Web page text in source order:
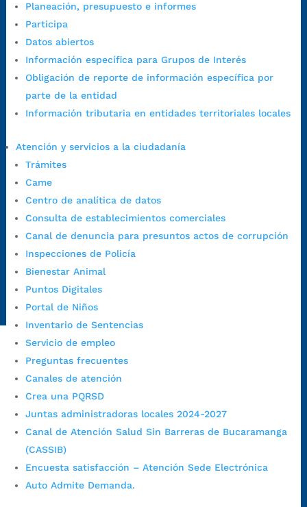
Planeación, presupuesto e informes
Participa
Datos abiertos
Información específica para Grupos de Interés
Obligación de reporte de información específica por
parte de la entidad
Información tributaria en entidades territoriales locales
Atención y servicios a la ciudadanía
Trámites
Came
Centro de analítica de datos
Consulta de establecimientos comerciales
Canal de denuncia para presuntos actos de corrupción
Inspecciones de Policía
Bienestar Animal
Puntos Digitales
Portal de Niños
Inventario de Sentencias
Servicio de empleo
Preguntas frecuentes
Canales de atención
Crea una PQRSD
Juntas administradoras locales 2024-2027
Canal de Atención Salud Sin Barreras de Bucaramanga
(CASSIB)
Encuesta satisfacción – Atención Sede Electrónica
Auto Admite Demanda.
Lunes a jueves: 7:00 a.m. a 12:00 m y de 1:00 p.m. a 5:30 p.m.
Viernes: 7:00 a.m. a 5:00 p.m. en Jornada Continua con
Horario de Atención CAME (Norte):
Dirección:
Carrera 12 #16N-84 del barrio Kennedy.
Horario habitual de lunes a viernes en
Alcaldía de Bucaramanga
@AlcaldíaBGA